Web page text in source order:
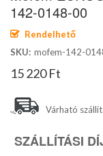
képgaléria
elejére
142-0148-00
Rendelhető
SKU mofem-142-
15 220 Ft
Várható
SZÁLLÍTÁSI